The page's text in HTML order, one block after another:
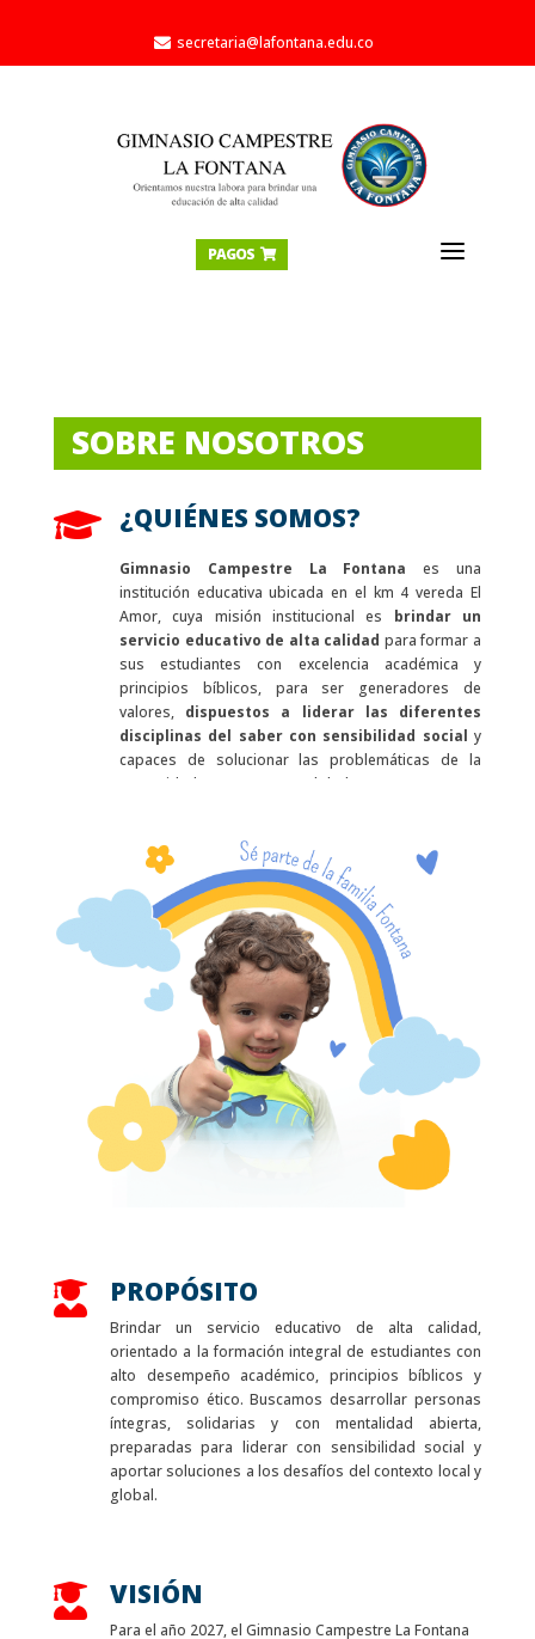
 secretaria@lafontana.edu.co
PAGOS  a
SOBRE NOSOTROS
 ¿QUIÉNES SOMOS?
Gimnasio Campestre La Fontana es una
institución educativa ubicada en el km 4 vereda El
Amor, cuya misión institucional es brindar un
servicio educativo de alta calidad para formar a
sus estudiantes con excelencia académica y
principios bíblicos, para ser generadores de
valores, dispuestos a liderar las diferentes
disciplinas del saber con sensibilidad social y
capaces de solucionar las problemáticas de la
comunidad en un contexto global.
 PROPÓSITO
Brindar un servicio educativo de alta calidad,
orientado a la formación integral de estudiantes con
alto desempeño académico, principios bíblicos y
compromiso ético. Buscamos desarrollar personas
íntegras, solidarias y con mentalidad abierta,
preparadas para liderar con sensibilidad social y
aportar soluciones a los desafíos del contexto local y
global.
 VISIÓN
Para el año 2027, el Gimnasio Campestre La Fontana